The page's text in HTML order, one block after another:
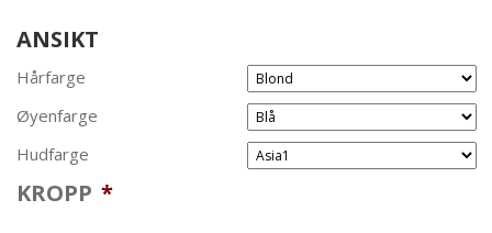
ANSIKT
Hårfarge
Øyenfarge
Hudfarge
KROPP *